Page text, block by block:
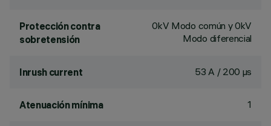
Protección contra
sobretensión
0kV Modo común y 0kV
Modo diferencial
Inrush current 53 A / 200 µs
Atenuación mínima 1